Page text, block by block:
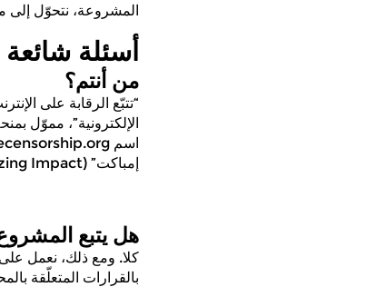
المشروعة، نتحوّل إلى
أسئلة شائعة
من أنتم؟
إمباكت” (Visualizing Impact)، وفاز في عام 2014 بجائزة تحدي “نايت نيوز تشالنج” (Knight News Challenge).
هل يتبع
كلا. ومع ذلك، نعمل
بالقرارات المتعلّقة